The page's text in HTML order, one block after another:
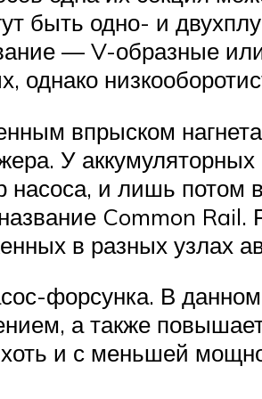
быть одно- и
— V-образные
впрыском
У
насоса, и лишь
Common
в разных узлах
форсунка. В
а также
хоть и с меньшей